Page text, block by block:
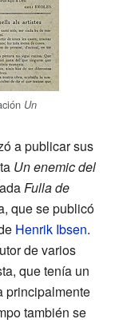
Un
a publicar sus
Un enemic del
Fulla de
que se publicó
Henrik Ibsen.
de varios
que tenía un
principalmente
también se